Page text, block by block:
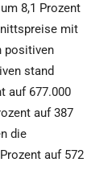
8,1 Prozent
mit
positiven
stand
auf 677.000
auf 387
die
auf 572